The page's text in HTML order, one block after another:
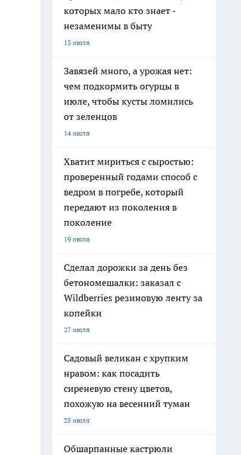
которых мало кто знает -
незаменимы в быту
13 июля
Завязей много, а урожая нет:
чем подкормить огурцы в
июле, чтобы кусты ломились
от зеленцов
14 июля
Хватит мириться с сыростью:
проверенный годами способ с
ведром в погребе, который
передают из поколения в
поколение
19 июля
Сделал дорожки за день без
бетономешалки: заказал с
Wildberries резиновую ленту за
копейки
27 июля
Садовый великан с хрупким
нравом: как посадить
сиреневую стену цветов,
похожую на весенний туман
25 июля
Обшарпанные кастрюли